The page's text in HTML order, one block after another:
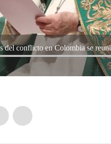
del conflicto en Colombia se